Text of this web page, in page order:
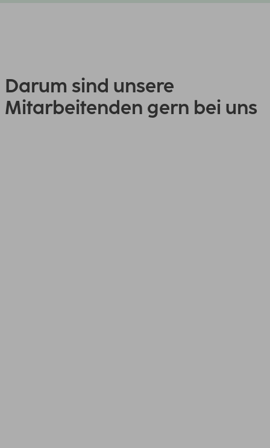
Darum sind unsere
Mitarbeitenden gern bei uns